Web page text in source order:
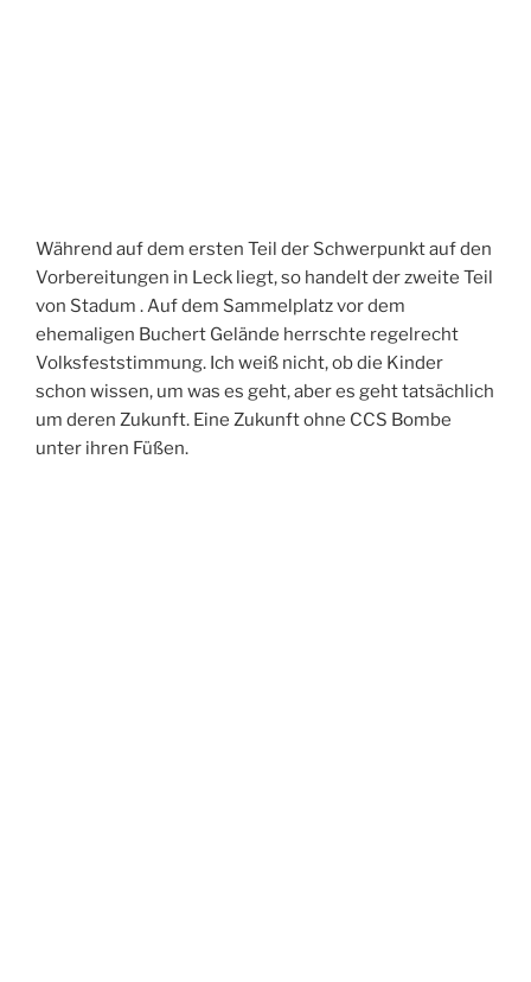
Während auf dem ersten Teil der Schwerpunkt auf den
Vorbereitungen in Leck liegt, so handelt der zweite Teil
von Stadum . Auf dem Sammelplatz vor dem
ehemaligen Buchert Gelände herrschte regelrecht
Volksfeststimmung. Ich weiß nicht, ob die Kinder
schon wissen, um was es geht, aber es geht tatsächlich
um deren Zukunft. Eine Zukunft ohne CCS Bombe
unter ihren Füßen.